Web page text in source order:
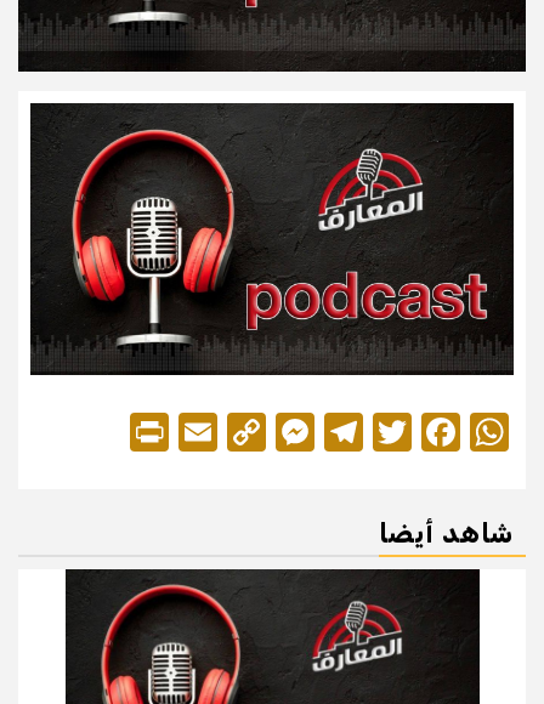
WhatsApp
Facebook
Twitter
Telegram
Messenger
Copy
Email
شاهد أيضا